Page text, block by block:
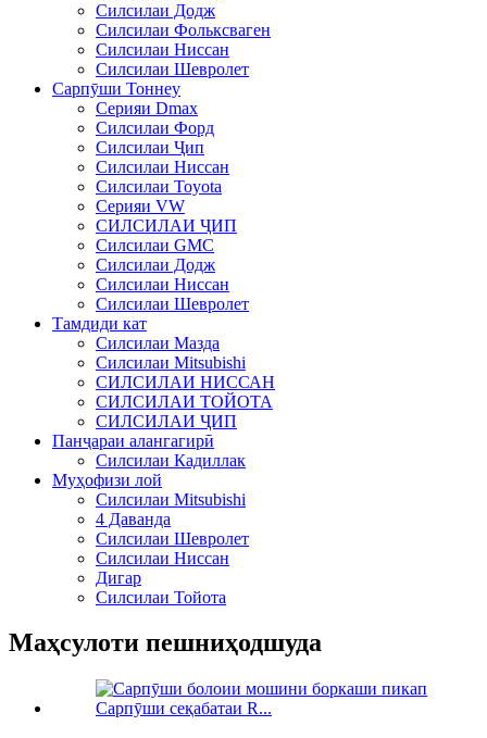
Силсилаи Додж
Силсилаи Фольксваген
Силсилаи Ниссан
Силсилаи Шевролет
Сарпӯши Тоннеу
Серияи Dmax
Силсилаи Форд
Силсилаи Ҷип
Силсилаи Ниссан
Силсилаи Toyota
Серияи VW
СИЛСИЛАИ ҶИП
Силсилаи GMC
Силсилаи Додж
Силсилаи Ниссан
Силсилаи Шевролет
Тамдиди кат
Силсилаи Мазда
Силсилаи Mitsubishi
СИЛСИЛАИ НИССАН
СИЛСИЛАИ ТОЙОТА
СИЛСИЛАИ ҶИП
Панҷараи алангагирӣ
Силсилаи Кадиллак
Муҳофизи лой
Силсилаи Mitsubishi
4 Даванда
Силсилаи Шевролет
Силсилаи Ниссан
Дигар
Силсилаи Тойота
Маҳсулоти пешниҳодшуда